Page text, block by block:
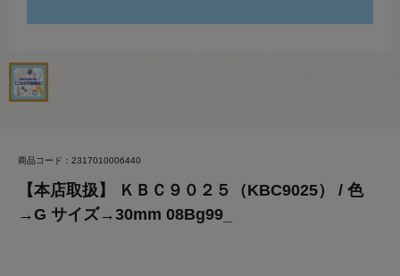
商品コード：2317010006440
【本店取扱】 ＫＢＣ９０２５（KBC9025） / 色
→G サイズ→30mm 08Bg99_